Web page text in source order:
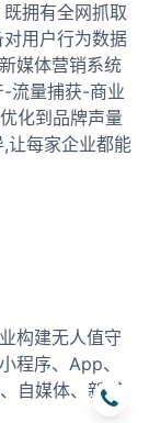
拥有全网抓取
用户行为数据
媒体营销系统
-流量捕获-商业
化到品牌声量
让每家企业都能
构建无人值守
程序、App、
自媒体、新媒